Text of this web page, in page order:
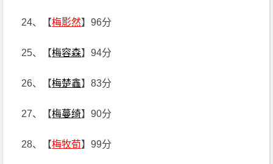
24、【梅影然】96分
25、【梅容森】94分
26、【梅楚鑫】83分
27、【梅蔓绮】90分
28、【梅牧荀】99分